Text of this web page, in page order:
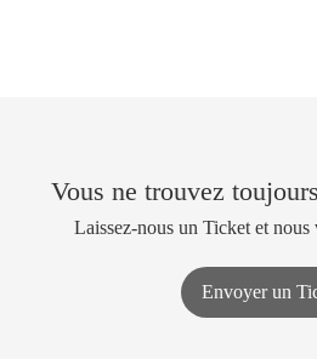
Vous ne trouvez
Laissez-nous un Ticket et nous
Envoyer un